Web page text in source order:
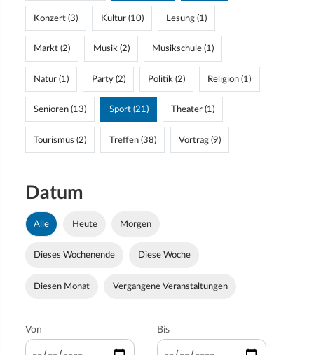
Konzert (3) Kultur (10) Lesung (1)
Markt (2) Musik (2) Musikschule (1)
Natur (1) Party (2) Politik (2) Religion (1)
Senioren (13) Sport (21) Theater (1)
Tourismus (2) Treffen (38) Vortrag (9)
Datum
Alle Heute Morgen
Dieses Wochenende Diese Woche
Diesen Monat Vergangene Veranstaltungen
Von Bis